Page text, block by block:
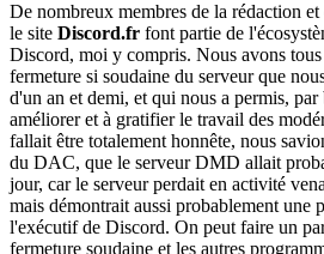
De nombreux membres de la rédaction
le site Discord.fr font partie de
Discord, moi y compris. Nous avons
fermeture si soudaine du serveur que
d'un an et demi, et qui nous a permis, par
améliorer et à gratifier le travail des
fallait être totalement honnête, nous
du DAC, que le serveur DMD allait
jour, car le serveur perdait en activité
mais démontrait aussi probablement une
l'exécutif de Discord. On peut faire un
fermeture soudaine et les autres